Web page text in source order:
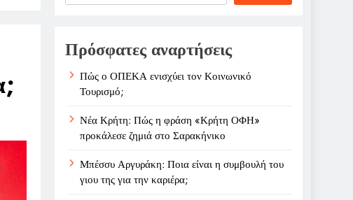
του γιου της για την καριέρα;
Πρόσφατες αναρτήσεις
Πώς ο ΟΠΕΚΑ ενισχύει τον Κοινωνικό
Τουρισμό;
Νέα Κρήτη: Πώς η φράση «Κρήτη ΟΦΗ»
προκάλεσε ζημιά στο Σαρακήνικο
Μπέσσυ Αργυράκη: Ποια είναι η συμβουλή του
γιου της για την καριέρα;